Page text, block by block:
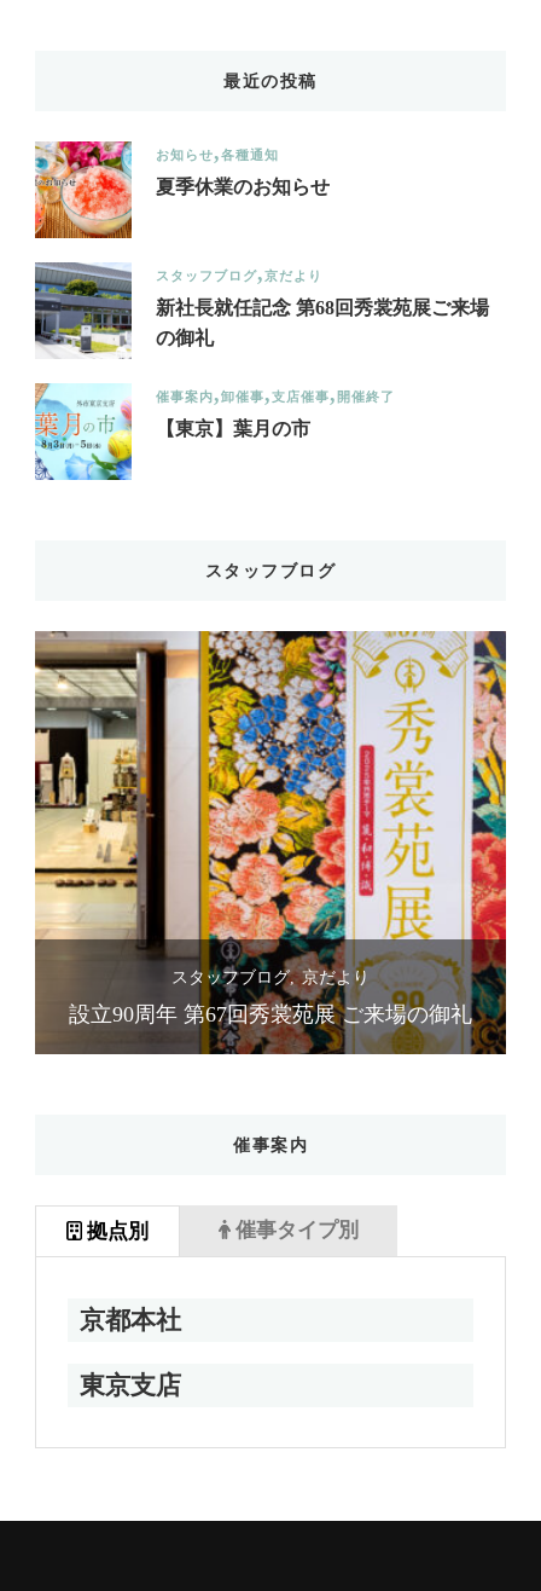
最近の投稿
お知らせ 各種通知
夏季休業のお知らせ
スタッフブログ 京だより
新社長就任記念 第68回秀裳苑展ご来場
の御礼
催事案内 卸催事 支店催事 開催終了
【東京】葉月の市
スタッフブログ
スタッフブログ 京だより
設立90周年 第67回秀裳苑展 ご来場の御礼
催事案内
拠点別
京都本社
東京支店
催事タイプ別